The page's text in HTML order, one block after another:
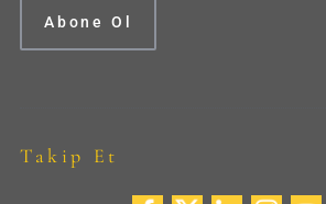
Takip Et